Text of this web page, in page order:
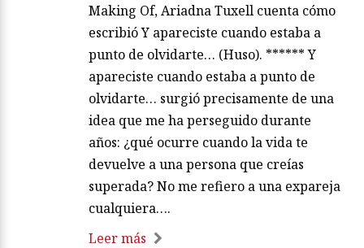
Making Of, Ariadna Tuxell cuenta cómo
escribió Y apareciste cuando estaba a
punto de olvidarte… (Huso). ****** Y
apareciste cuando estaba a punto de
olvidarte… surgió precisamente de una
idea que me ha perseguido durante
años: ¿qué ocurre cuando la vida te
devuelve a una persona que creías
superada? No me refiero a una expareja
cualquiera….
Leer más